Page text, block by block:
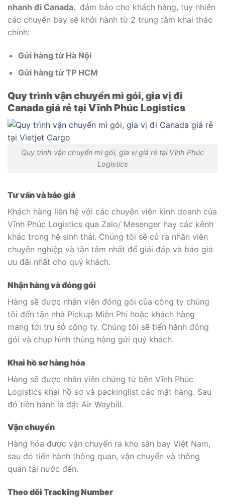
nhanh đi Canada. đảm bảo cho khách hàng, tuy nhiên
các chuyến bay sẽ khởi hành từ 2 trung tâm khai thác
chính:
Gửi hàng từ Hà Nội
Gửi hàng từ TP HCM
Quy trình vận chuyển mì gói, gia vị đi
Canada giá rẻ tại Vĩnh Phúc Logistics
Quy trình vận chuyển mì gói, gia vị giá rẻ tại Vĩnh Phúc
Logistics
Tư vấn và báo giá
Khách hàng liên hệ với các chuyên viên kinh doanh của
Vĩnh Phúc Logistics qua Zalo/ Mesenger hay các kênh
khác trong hệ sinh thái. Chúng tôi sẽ cử ra nhân viên
chuyên nghiệp và tận tâm nhất để giải đáp và báo giá
ưu đãi nhất cho quý khách.
Nhận hàng và đóng gói
Hàng sẽ được nhân viên đóng gói của công ty chúng
tôi đến tận nhà Pickup Miễn Phí hoặc khách hàng
mang tới trụ sở công ty. Chúng tôi sẽ tiến hành đóng
gói và chụp hình thùng hàng gửi quý khách.
Khai hồ sơ hàng hóa
Hàng sẽ được nhân viên chứng từ bên Vĩnh Phúc
Logistics khai hồ sơ và packinglist các mặt hàng. Sau
đó tiền hành là đặt Air Waybill.
Vận chuyển
Hàng hóa được vận chuyển ra kho sân bay Việt Nam,
sau đó tiến hành thông quan, vận chuyển và thông
quan tại nước đến.
Theo dõi Tracking Number